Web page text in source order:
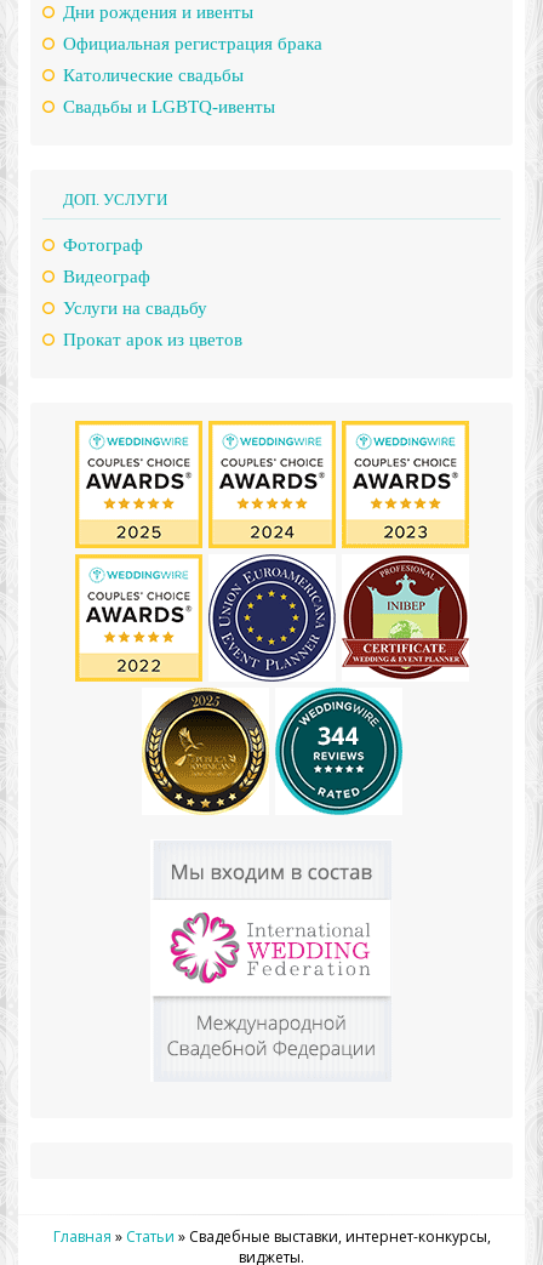
Дни рождения и ивенты
Официальная регистрация брака
Католические свадьбы
Свадьбы и LGBTQ-ивенты
ДОП. УСЛУГИ
Фотограф
Видеограф
Услуги на свадьбу
Прокат арок из цветов
Главная » Статьи » Свадебные выставки, интернет-конкурсы,
виджеты.